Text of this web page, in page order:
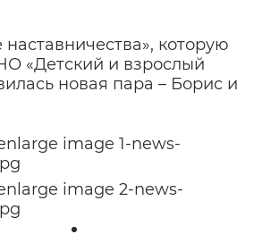
которую
«Детский и взрослый
новая пара – Борис и